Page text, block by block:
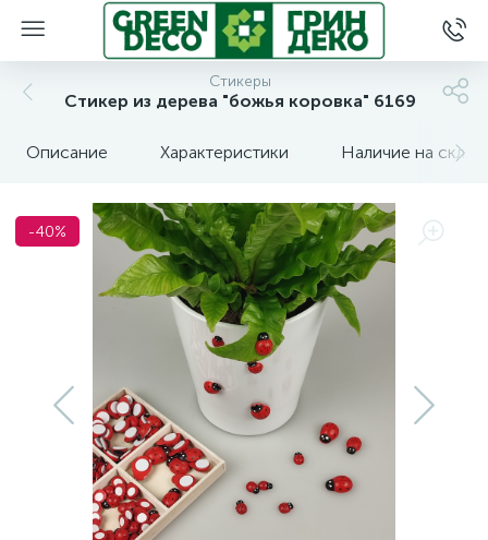
Стикеры
Стикер из дерева "божья коровка" 6169
Описание Характеристики Наличие на
-40%